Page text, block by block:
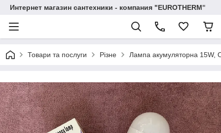
Интернет магазин сантехники - компания "EUROTHERM"
Товари та послуги Різне Лампа акумуляторна 15W,